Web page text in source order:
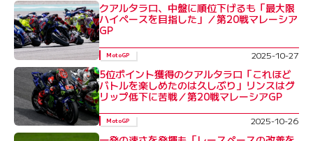
クアルタラロ、中盤に順位下げるも「最大限
ハイペースを目指した」／第20戦マレーシア
GP
MotoGP 2025-10-27
5位ポイント獲得のクアルタラロ「これほど
バトルを楽しめたのは久しぶり」リンスはグ
リップ低下に苦戦／第20戦マレーシアGP
MotoGP 2025-10-26